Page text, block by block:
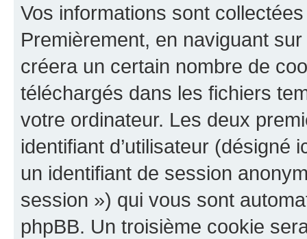
Vos informations sont
Premièrement, en naviguant
créera un certain nombre de
téléchargés dans les fichiers
votre ordinateur. Les deux
identifiant d’utilisateur (désigné
un identifiant de session
session ») qui vous sont
phpBB. Un troisième cookie